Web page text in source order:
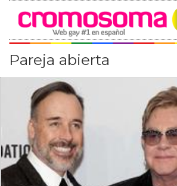
Pareja abierta